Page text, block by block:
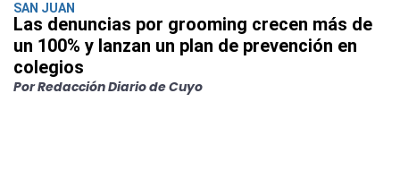
SAN JUAN
Las denuncias por grooming crecen más de
un 100% y lanzan un plan de prevención en
colegios
Por Redacción Diario de Cuyo